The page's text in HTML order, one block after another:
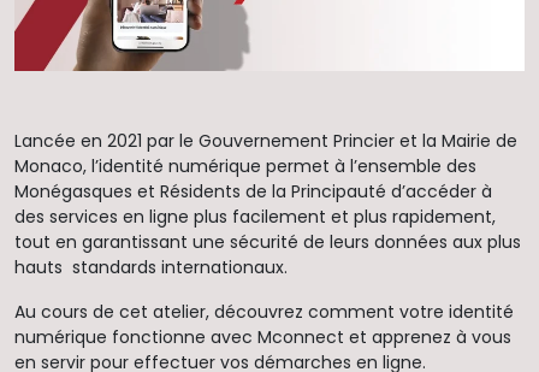
Lancée en 2021 par le Gouvernement Princier et la Mairie de
Monaco, l’identité numérique permet à l’ensemble des
Monégasques et Résidents de la Principauté d’accéder à
des services en ligne plus facilement et plus rapidement,
tout en garantissant une sécurité de leurs données aux plus
hauts standards internationaux.
Au cours de cet atelier, découvrez comment votre identité
numérique fonctionne avec Mconnect et apprenez à vous
en servir pour effectuer vos démarches en ligne.